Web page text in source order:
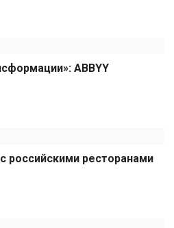
ABBYY
российскими ресторанами